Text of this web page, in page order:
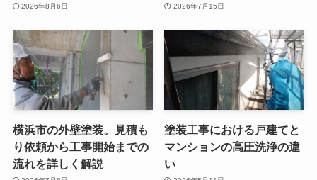
2026年8月6日 2026年7月15日
横浜市の外壁塗装。見積も
り依頼から工事開始までの
流れを詳しく解説
塗装工事における戸建てと
マンションの高圧洗浄の違
い